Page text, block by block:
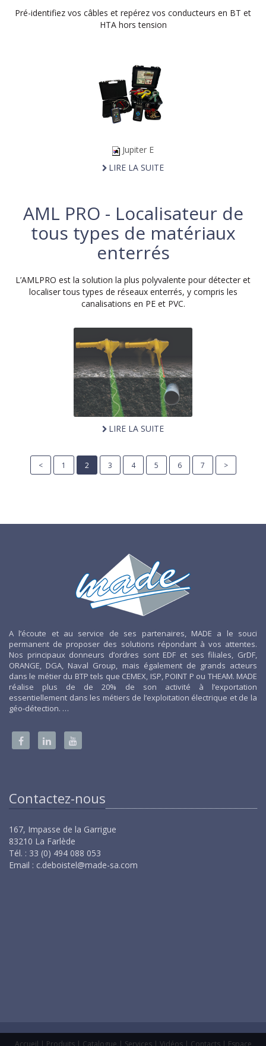
Pré-identifiez vos câbles et repérez vos conducteurs en BT et
HTA hors tension
Jupiter E
LIRE LA SUITE
AML PRO - Localisateur de
tous types de matériaux
enterrés
L’AMLPRO est la solution la plus polyvalente pour détecter et
localiser tous types de réseaux enterrés, y compris les
canalisations en PE et PVC.
LIRE LA SUITE
< 1 2 3 4 5 6 7 >
A l’écoute et au service de ses partenaires, MADE a le souci
permanent de proposer des solutions répondant à vos attentes.
Nos principaux donneurs d’ordres sont EDF et ses filiales, GrDF,
ORANGE, DGA, Naval Group, mais également de grands acteurs
dans le métier du BTP tels que CEMEX, ISP, POINT P ou THEAM. MADE
réalise plus de de 20% de son activité à l’exportation
essentiellement dans les métiers de l’exploitation électrique et de la
géo-détection. …
Contactez-nous
167, Impasse de la Garrigue
83210 La Farlède
Tél. : 33 (0) 494 088 053
Email : c.deboistel@made-sa.com
Accueil | Produits | Catalogue | Services | Vidéos | Contacts | Espace